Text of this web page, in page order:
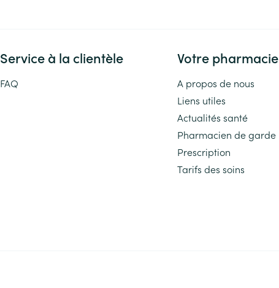
Service à la clientèle
FAQ
Votre pharmacie
A propos de nous
Liens utiles
Actualités santé
Pharmacien de garde
Prescription
Tarifs des soins